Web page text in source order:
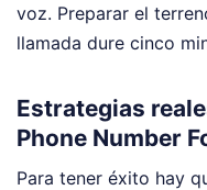
voz. Preparar el
llamada dure cinco
Estrategias
Phone Number
Para tener éxito hay